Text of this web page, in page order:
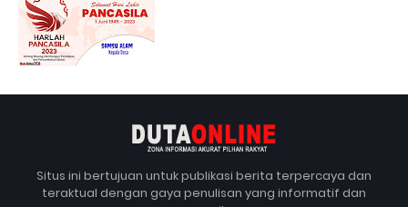
Situs ini bertujuan untuk publikasi berita terpercaya dan
teraktual dengan gaya penulisan yang informatif dan